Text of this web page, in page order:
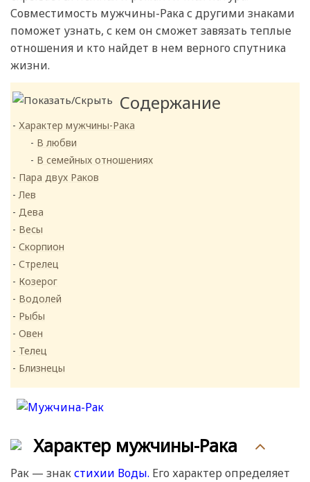
Совместимость мужчины-Рака с другими знаками
поможет узнать, с кем он сможет завязать теплые
отношения и кто найдет в нем верного спутника
жизни.
Содержание
Характер мужчины-Рака
В любви
В семейных отношениях
Пара двух Раков
Лев
Дева
Весы
Скорпион
Стрелец
Козерог
Водолей
Рыбы
Овен
Телец
Близнецы
Характер мужчины-Рака
Рак — знакстихии Воды. Его характер определяет